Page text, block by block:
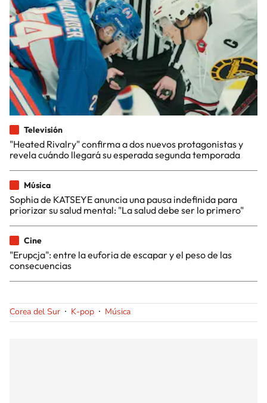
Televisión
"Heated Rivalry" confirma a dos nuevos protagonistas y
revela cuándo llegará su esperada segunda temporada
Música
Sophia de KATSEYE anuncia una pausa indefinida para
priorizar su salud mental: "La salud debe ser lo primero"
Cine
"Erupcja": entre la euforia de escapar y el peso de las
consecuencias
Corea del Sur K-pop Música